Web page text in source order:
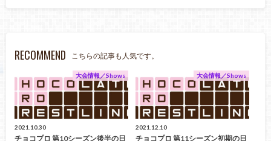
RECOMMEND こちらの記事も人気です。
大会情報／Shows
2021.10.30
チョコプロ 第10シーズン後半の日
大会情報／Shows
2021.12.10
チョコプロ 第11シーズン初期の日